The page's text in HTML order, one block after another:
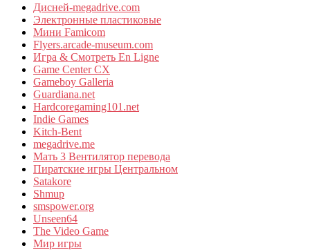
Дисней-megadrive.com
Электронные пластиковые
Мини Famicom
Flyers.arcade-museum.com
Игра & Смотреть En Ligne
Game Center CX
Gameboy Galleria
Guardiana.net
Hardcoregaming101.net
Indie Games
Kitch-Bent
megadrive.me
Мать 3 Вентилятор перевода
Пиратские игры Центральном
Satakore
Shmup
smspower.org
Unseen64
The Video Game
Мир игры